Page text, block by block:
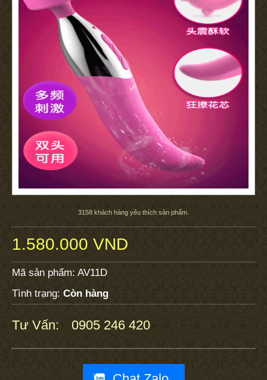
3158 khách hàng yêu thích sản phẩm.
1.580.000 VND
Mã sản phẩm: AV11D
Tình trạng: Còn hàng
Tư Vấn: 0905 246 420